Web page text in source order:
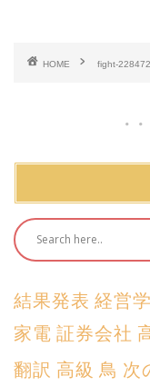
HOME fight-
結果発表 経営学
家電 証券会社
翻訳 高級 鳥 次